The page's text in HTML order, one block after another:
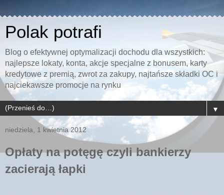
Polak potrafi
Blog o efektywnej optymalizacji dochodu dla wszystkich:
najlepsze lokaty, konta, akcje specjalne z bonusem, karty
kredytowe z premią, zwrot za zakupy, najtańsze składki OC i
najciekawsze promocje na rynku
▼
niedziela, 1 kwietnia 2012
Opłaty na potęgę czyli bankierzy
zacierają łapki